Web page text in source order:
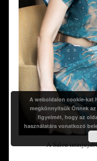
A Salon
A weboldalon cookie-kat
megkönnyítsük Önnek
figyelmét, hogy az
használatára vonatkozó